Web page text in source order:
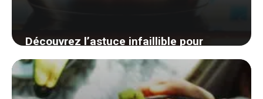
Découvrez l’astuce infaillible pour
transporter une casserole sans risque
de déversement
14 août 2024